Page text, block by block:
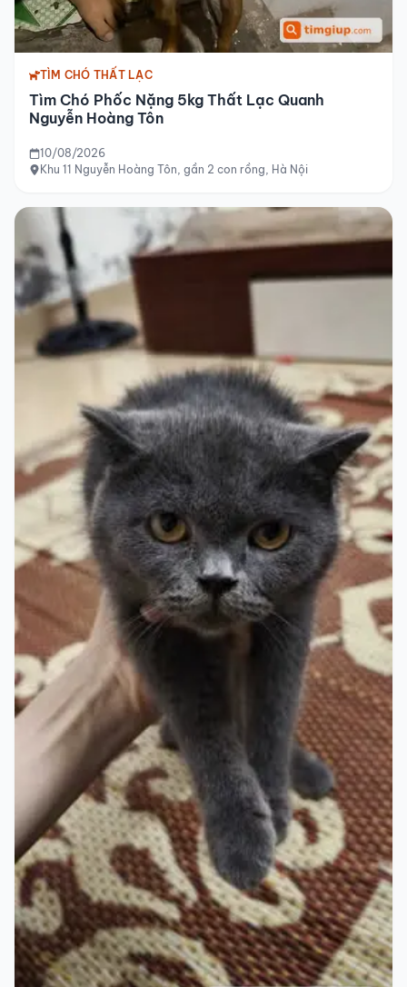
TÌM CHÓ THẤT LẠC
Tìm Chó Phốc Nặng 5kg Thất Lạc Quanh
Nguyễn Hoàng Tôn
10/08/2026
Khu 11 Nguyễn Hoàng Tôn, gần 2 con rồng, Hà Nội